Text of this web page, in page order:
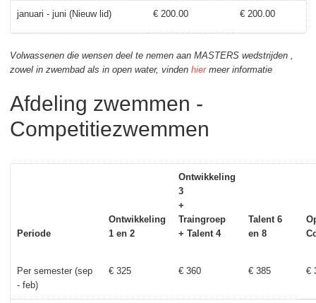
januari - juni (Nieuw lid) € 200.00 € 200.00
Volwassenen die wensen deel te nemen aan MASTERS wedstrijden ,
zowel in zwembad als in open water, vinden hiermeer informatie
Afdeling zwemmen -
Competitiezwemmen
Periode
Ontwikkeling
1 en 2
Ontwikkeling
3
+
Traingroep
+ Talent 4
Talent 6
en 8
Per semester (sep
- feb)
€ 325 € 360 € 385 €